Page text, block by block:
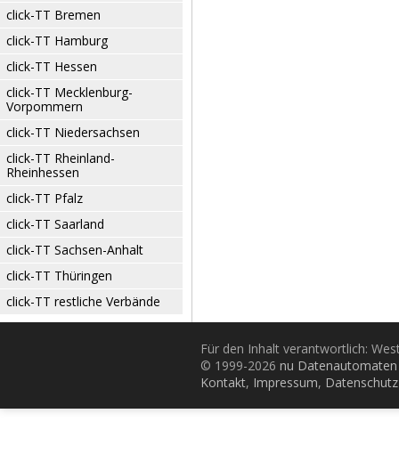
click-TT Bremen
click-TT Hamburg
click-TT Hessen
click-TT Mecklenburg-
Vorpommern
click-TT Niedersachsen
click-TT Rheinland-
Rheinhessen
click-TT Pfalz
click-TT Saarland
click-TT Sachsen-Anhalt
click-TT Thüringen
click-TT restliche Verbände
Für den Inhalt verantwortlich:
© 1999-2026 nu
Kontakt, Impressum, Datenschutz